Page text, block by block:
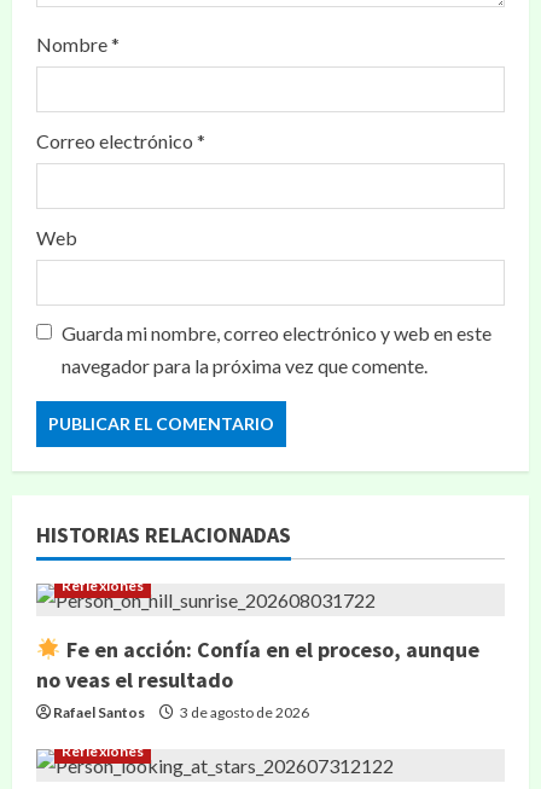
Nombre*
Correo electrónico *
Web
Guarda mi nombre, correo electrónico y web en este
navegador para la próxima vez que comente.
HISTORIAS RELACIONADAS
Reflexiones
Fe en acción: Confía en el proceso, aunque
no veas el resultado
Rafael Santos 3 de agosto de 2026
Reflexiones